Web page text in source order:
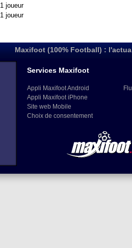
1 joueur
1 joueur
Maxifoot (100% Football) :
Services Maxifoot
Appli Maxifoot Android
Appli Maxifoot iPhone
Site web Mobile
Choix de consentement